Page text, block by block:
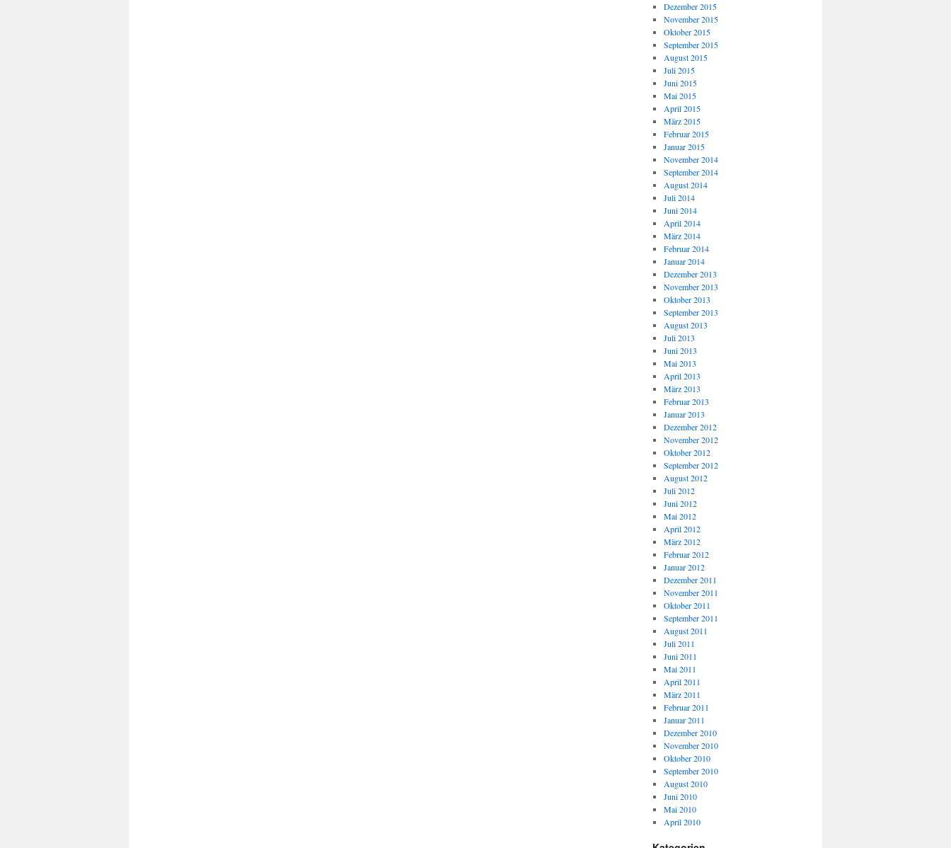
Dezember 2015
November 2015
Oktober 2015
September 2015
August 2015
Juli 2015
Juni 2015
Mai 2015
April 2015
März 2015
Februar 2015
Januar 2015
November 2014
September 2014
August 2014
Juli 2014
Juni 2014
April 2014
März 2014
Februar 2014
Januar 2014
Dezember 2013
November 2013
Oktober 2013
September 2013
August 2013
Juli 2013
Juni 2013
Mai 2013
April 2013
März 2013
Februar 2013
Januar 2013
Dezember 2012
November 2012
Oktober 2012
September 2012
August 2012
Juli 2012
Juni 2012
Mai 2012
April 2012
März 2012
Februar 2012
Januar 2012
Dezember 2011
November 2011
Oktober 2011
September 2011
August 2011
Juli 2011
Juni 2011
Mai 2011
April 2011
März 2011
Februar 2011
Januar 2011
Dezember 2010
November 2010
Oktober 2010
September 2010
August 2010
Juni 2010
Mai 2010
April 2010